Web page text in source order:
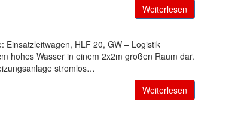
Weiterlesen
Einsatzleitwagen, HLF 20, GW – Logistik
hohes Wasser in einem 2x2m großen Raum dar.
stromlos…
Weiterlesen